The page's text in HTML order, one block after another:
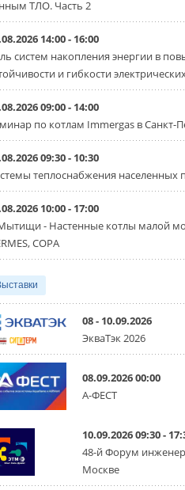
Тепловые насосы в
солнечной
накопителем
потребление на 60%
Исследователи из
4 АВГУСТА 2026
«РУСКЛИМАТ Fest
собрал свыше
климатической
Организатором
производственный
ЦОД с плотностью
стойку
3 АВГУСТА 2026
систему DVM на
Линейка включает семь
производительностью
Суммарная длина
3 АВГУСТА 2026
«СиСофт
итоги конкурса
стартует уже в
3 АВГУСТА 2026
«Русклимат»
ТЛО. Часть 2
14:00 - 16:00
систем накопления энергии в
и гибкости
09:00 - 14:00
по котлам Immergas в Санкт-
09:30 - 10:30
теплоснабжения населенных
10:00 - 17:00
- Настенные котлы малой
COPA
08 - 10.09.2026
ЭкваТэк 2026
08.09.2026 00:00
А-ФЕСТ
10.09.2026 09:30 -
48-й Форум
Москве